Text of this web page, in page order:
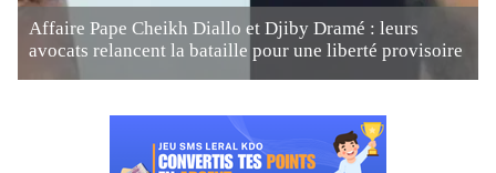
Affaire Pape Cheikh Diallo et Djiby Dramé : leurs
avocats relancent la bataille pour une liberté provisoire